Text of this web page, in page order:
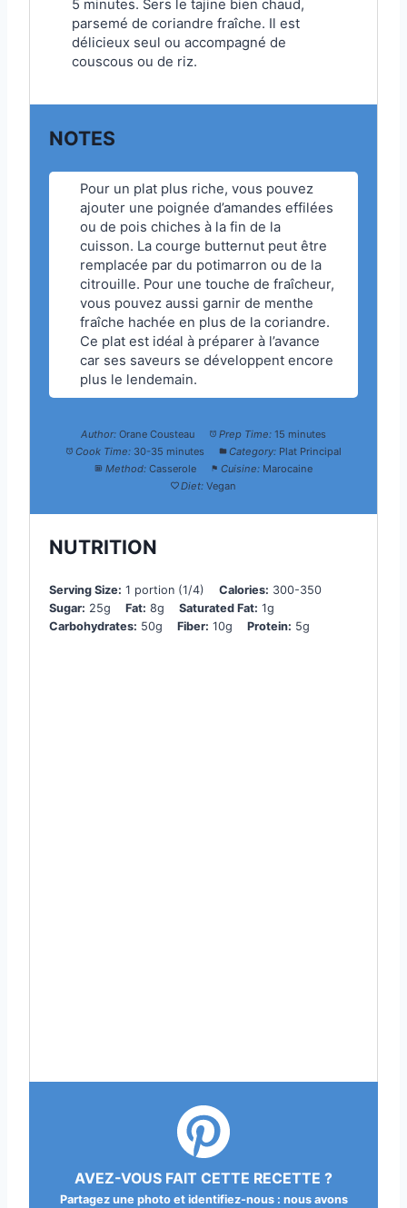
5 minutes. Sers le tajine bien chaud,
parsemé de coriandre fraîche. Il est
délicieux seul ou accompagné de
couscous ou de riz.
NOTES
Pour un plat plus riche, vous pouvez
ajouter une poignée d’amandes effilées
ou de pois chiches à la fin de la
cuisson. La courge butternut peut être
remplacée par du potimarron ou de la
citrouille. Pour une touche de fraîcheur,
vous pouvez aussi garnir de menthe
fraîche hachée en plus de la coriandre.
Ce plat est idéal à préparer à l’avance
car ses saveurs se développent encore
plus le lendemain.
Author: Orane Cousteau Prep Time: 15 minutes
Cook Time: 30-35 minutes Category: Plat Principal
Method: Casserole Cuisine: Marocaine
Diet: Vegan
NUTRITION
Serving Size: 1 portion (1/4) Calories: 300-350
Sugar: 25g Fat: 8g Saturated Fat: 1g
Carbohydrates: 50g Fiber: 10g Protein: 5g
AVEZ-VOUS FAIT CETTE RECETTE ?
Partagez une photo et identifiez-nous : nous avons